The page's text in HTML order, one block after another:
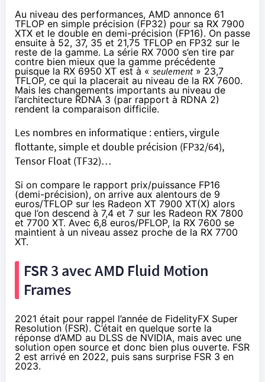
Au niveau des performances, AMD annonce 61
TFLOP en simple précision (FP32) pour sa RX 7900
XTX et le double en demi-précision (FP16). On passe
ensuite à 52, 37, 35 et 21,75 TFLOP en FP32 sur le
reste de la gamme. La série RX 7000 s’en tire par
contre bien mieux que la gamme précédente
puisque la RX 6950 XT est à « seulement» 23,7
TFLOP, ce qui la placerait au niveau de la RX 7600.
Mais les changements importants au niveau de
l’architecture RDNA 3 (par rapport à RDNA 2)
rendent la comparaison difficile.
Les nombres en informatique : entiers, virgule
flottante, simple et double précision (FP32/64),
Tensor Float (TF32)…
Si on compare le rapport prix/puissance FP16
(demi-précision), on arrive aux alentours de 9
euros/TFLOP sur les Radeon XT 7900 XT(X) alors
que l’on descend à 7,4 et 7 sur les Radeon RX 7800
et 7700 XT. Avec 6,8 euros/PFLOP, la RX 7600 se
maintient à un niveau assez proche de la RX 7700
XT.
FSR 3 avec AMD Fluid Motion
Frames
2021 était pour rappel l’année de FidelityFX Super
Resolution (FSR). C’était en quelque sorte la
réponse d’AMD au DLSS de NVIDIA, mais avec une
solution open source et donc bien plus ouverte. FSR
2 est arrivé en 2022, puis sans surprise FSR 3 en
2023.